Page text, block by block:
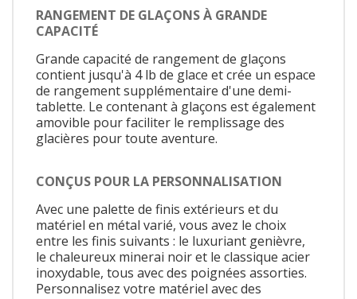
RANGEMENT DE GLAÇONS À GRANDE
CAPACITÉ
Grande capacité de rangement de glaçons
contient jusqu'à 4 lb de glace et crée un espace
de rangement supplémentaire d'une demi-
tablette. Le contenant à glaçons est également
amovible pour faciliter le remplissage des
glacières pour toute aventure.
CONÇUS POUR LA PERSONNALISATION
Avec une palette de finis extérieurs et du
matériel en métal varié, vous avez le choix
entre les finis suivants : le luxuriant genièvre,
le chaleureux minerai noir et le classique acier
inoxydable, tous avec des poignées assorties.
Personnalisez votre matériel avec des